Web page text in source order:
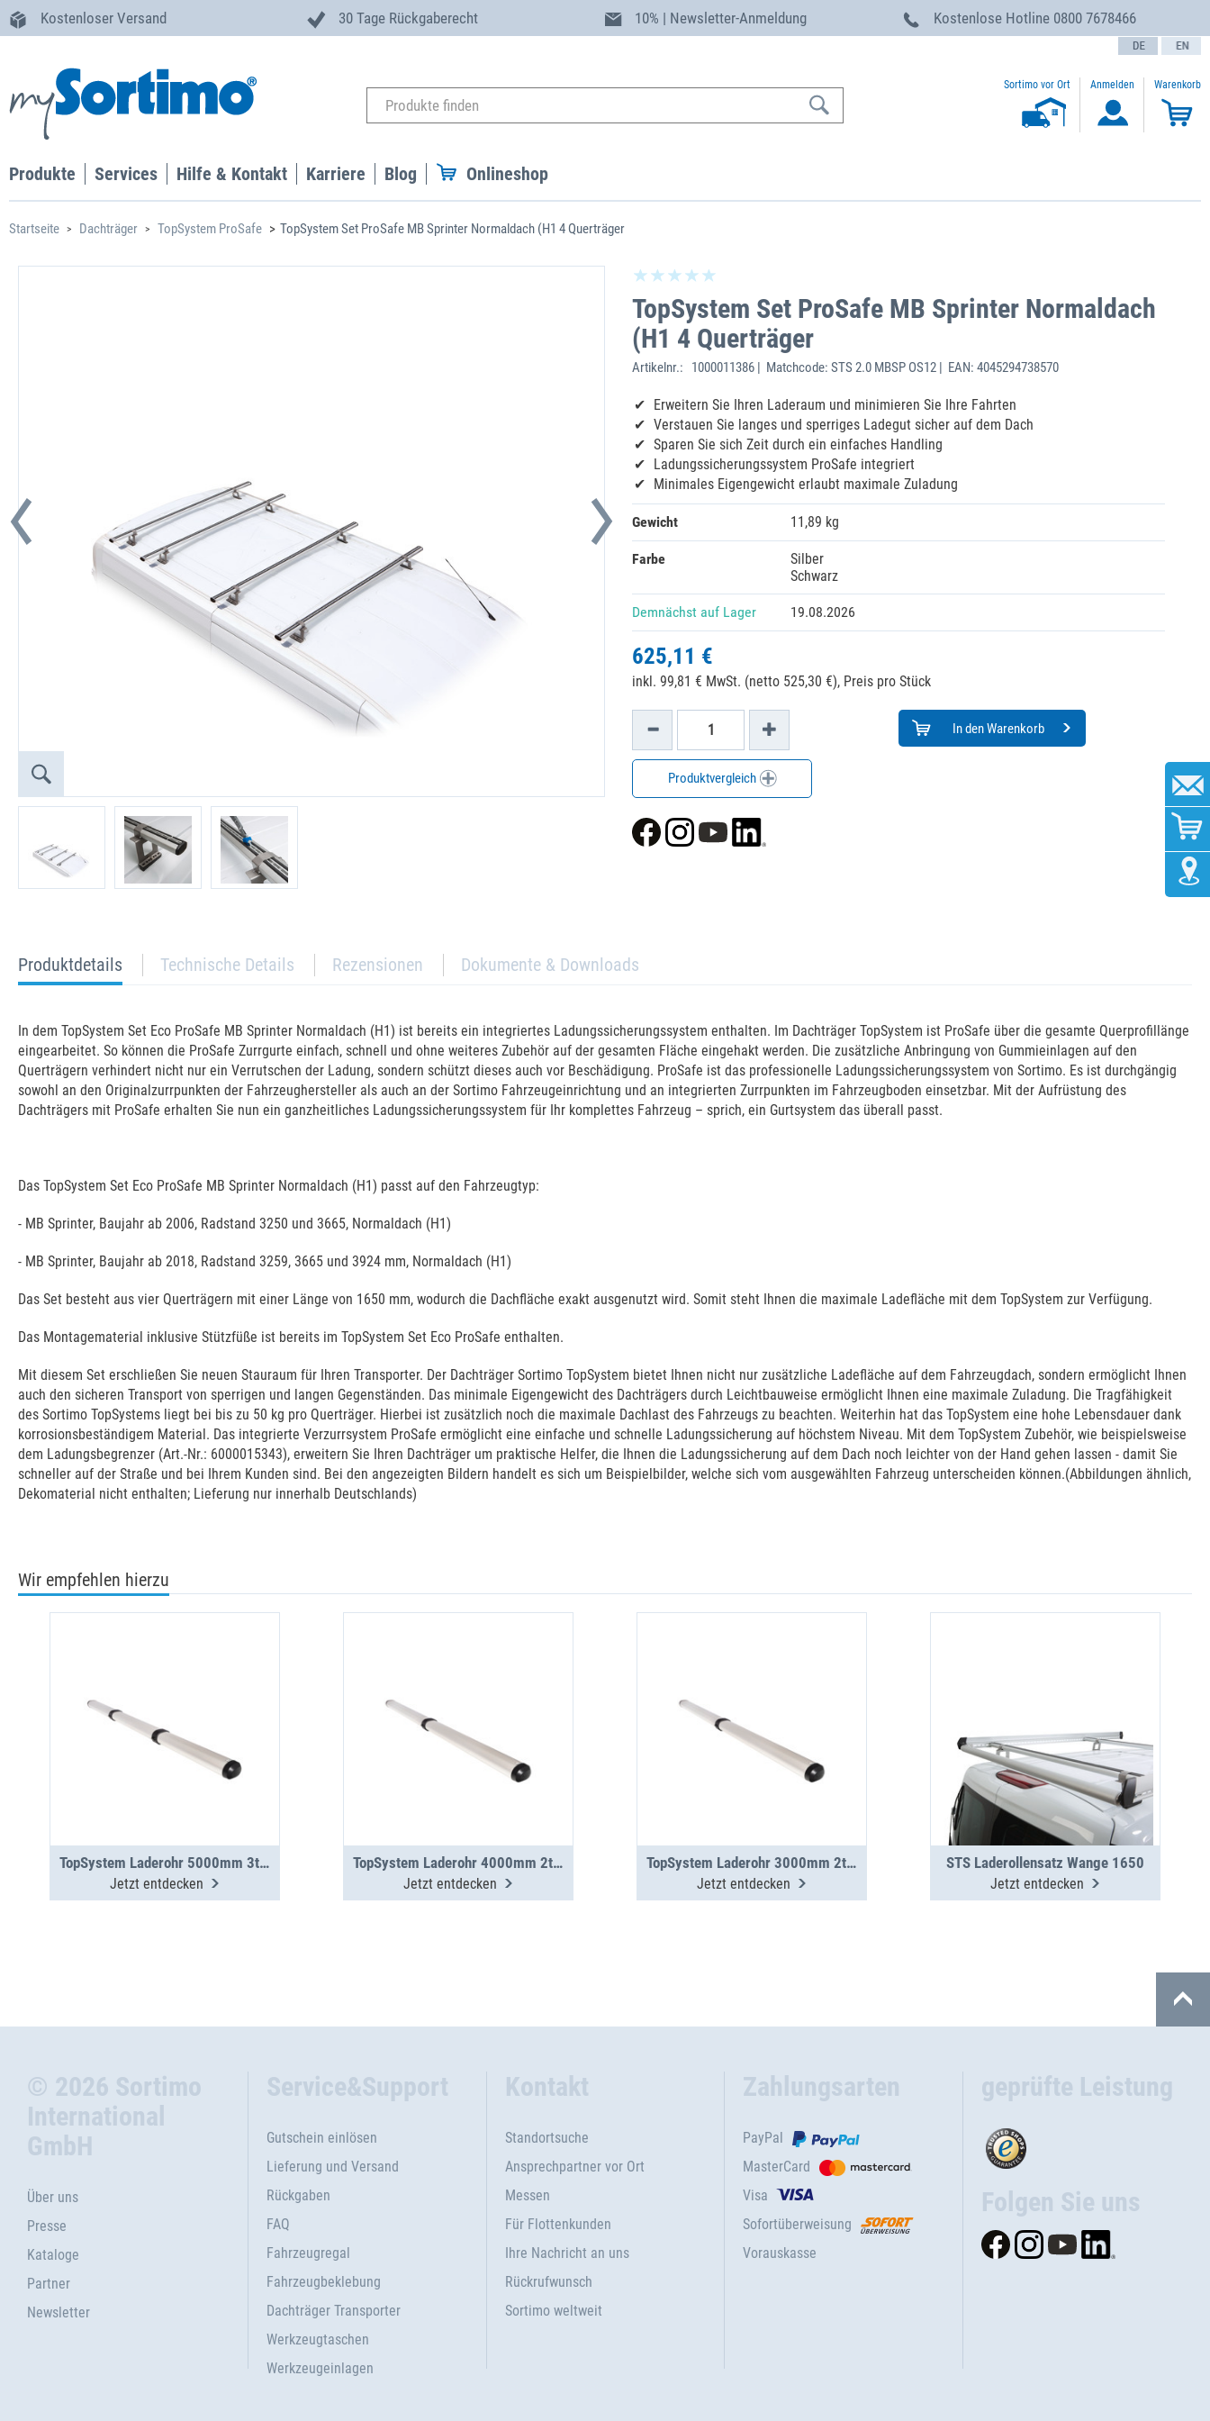
Kostenloser Versand 30 Tage Rückgaberecht 10% | Newsletter-Anmeldung Kostenlose Hotline 0800 7678466
text.language
Sortimo vor Ort Anmelden Warenkorb
Produkte Services Hilfe & Kontakt Karriere Blog Onlineshop
Startseite Dachträger TopSystem ProSafe TopSystem Set ProSafe MB Sprinter Normaldach (H1 4 Querträger
TopSystem Set ProSafe MB Sprinter Normaldach
(H1 4 Querträger
Artikelnr.: 1000011386 | Matchcode: STS 2.0 MBSP OS12 | EAN: 4045294738570
Erweitern Sie Ihren Laderaum und minimieren Sie Ihre Fahrten
Verstauen Sie langes und sperriges Ladegut sicher auf dem Dach
Sparen Sie sich Zeit durch ein einfaches Handling
Ladungssicherungssystem ProSafe integriert
Minimales Eigengewicht erlaubt maximale Zuladung
Gewicht 11,89 kg
Farbe
Silber
Schwarz
Demnächst auf Lager 19.08.2026
625,11 €
inkl. 99,81 € MwSt. (netto 525,30 €), Preis pro Stück
In den Warenkorb
Produktvergleich
current
tab:
Produktdetails Technische Details Rezensionen Dokumente & Downloads
In dem TopSystem Set Eco ProSafe MB Sprinter Normaldach (H1) ist bereits ein integriertes Ladungssicherungssystem enthalten. Im Dachträger TopSystem ist ProSafe über die gesamte Querprofillänge
eingearbeitet. So können die ProSafe Zurrgurte einfach, schnell und ohne weiteres Zubehör auf der gesamten Fläche eingehakt werden. Die zusätzliche Anbringung von Gummieinlagen auf den
Querträgern verhindert nicht nur ein Verrutschen der Ladung, sondern schützt dieses auch vor Beschädigung. ProSafe ist das professionelle Ladungssicherungssystem von Sortimo. Es ist durchgängig
sowohl an den Originalzurrpunkten der Fahrzeughersteller als auch an der Sortimo Fahrzeugeinrichtung und an integrierten Zurrpunkten im Fahrzeugboden einsetzbar. Mit der Aufrüstung des
Dachträgers mit ProSafe erhalten Sie nun ein ganzheitliches Ladungssicherungssystem für Ihr komplettes Fahrzeug – sprich, ein Gurtsystem das überall passt.
Das TopSystem Set Eco ProSafe MB Sprinter Normaldach (H1) passt auf den Fahrzeugtyp:
- MB Sprinter, Baujahr ab 2006, Radstand 3250 und 3665, Normaldach (H1)
- MB Sprinter, Baujahr ab 2018, Radstand 3259, 3665 und 3924 mm, Normaldach (H1)
Das Set besteht aus vier Querträgern mit einer Länge von 1650 mm, wodurch die Dachfläche exakt ausgenutzt wird. Somit steht Ihnen die maximale Ladefläche mit dem TopSystem zur Verfügung.
Das Montagematerial inklusive Stützfüße ist bereits im TopSystem Set Eco ProSafe enthalten.
Mit diesem Set erschließen Sie neuen Stauraum für Ihren Transporter. Der Dachträger Sortimo TopSystem bietet Ihnen nicht nur zusätzliche Ladefläche auf dem Fahrzeugdach, sondern ermöglicht Ihnen
auch den sicheren Transport von sperrigen und langen Gegenständen. Das minimale Eigengewicht des Dachträgers durch Leichtbauweise ermöglicht Ihnen eine maximale Zuladung. Die Tragfähigkeit
des Sortimo TopSystems liegt bei bis zu 50 kg pro Querträger. Hierbei ist zusätzlich noch die maximale Dachlast des Fahrzeugs zu beachten. Weiterhin hat das TopSystem eine hohe Lebensdauer dank
korrosionsbeständigem Material. Das integrierte Verzurrsystem ProSafe ermöglicht eine einfache und schnelle Ladungssicherung auf höchstem Niveau. Mit dem TopSystem Zubehör, wie beispielsweise
dem Ladungsbegrenzer (Art.-Nr.: 6000015343), erweitern Sie Ihren Dachträger um praktische Helfer, die Ihnen die Ladungssicherung auf dem Dach noch leichter von der Hand gehen lassen - damit Sie
schneller auf der Straße und bei Ihrem Kunden sind. Bei den angezeigten Bildern handelt es sich um Beispielbilder, welche sich vom ausgewählten Fahrzeug unterscheiden können.(Abbildungen ähnlich,
Dekomaterial nicht enthalten; Lieferung nur innerhalb Deutschlands)
Wir empfehlen hierzu
TopSystem Laderohr 5000mm 3teilig
Jetzt entdecken
TopSystem Laderohr 4000mm 2teilig
Jetzt entdecken
TopSystem Laderohr 3000mm 2teilig
Jetzt entdecken
STS Laderollensatz Wange 1650
Jetzt entdecken
© 2026 Sortimo
International
GmbH
Über uns
Presse
Kataloge
Partner
Newsletter
Service&Support
Gutschein einlösen
Lieferung und Versand
Rückgaben
FAQ
Fahrzeugregal
Fahrzeugbeklebung
Dachträger Transporter
Werkzeugtaschen
Werkzeugeinlagen
Kontakt
Standortsuche
Ansprechpartner vor Ort
Messen
Für Flottenkunden
Ihre Nachricht an uns
Rückrufwunsch
Sortimo weltweit
Zahlungsarten
PayPal
MasterCard
Visa
Sofortüberweisung
Vorauskasse
geprüfte Leistung
Folgen Sie uns